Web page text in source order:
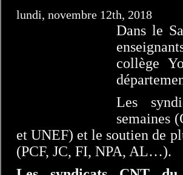
lundi, novembre 12th, 2018
Dans le
collège
Les
semaines
et UNEF) et le soutien de
(PCF, JC, FI, NPA, AL…).